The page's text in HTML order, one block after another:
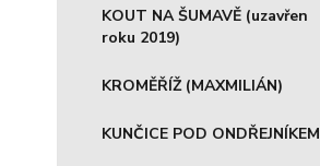
KOUT NA ŠUMAVĚ (uzavřen
roku 2019)
KROMĚŘÍŽ (MAXMILIÁN)
KUNČICE POD ONDŘEJNÍKEM